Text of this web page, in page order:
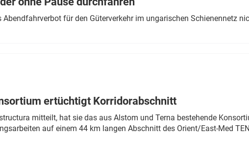
für den Güterverkehr im ungarischen Schienennetz
ertüchtigt Korridorabschnitt
mitteilt, hat sie das aus Alstom und Terna bestehende
auf einem 44 km langen Abschnitt des Orient/East-Med